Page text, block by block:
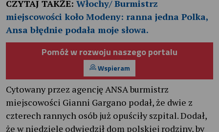
CZYTAJ TAKŻE: Włochy/ Burmistrz
miejscowości koło Modeny: ranna jedna Polka,
Ansa błędnie podała moje słowa.
Pomóż w rozwoju naszego portalu
Wspieram
Cytowany przez agencję ANSA burmistrz
miejscowości Gianni Gargano podał, że dwie z
czterech rannych osób już opuściły szpital. Dodał,
że w niedzielę odwiedził dom polskiej rodziny, by